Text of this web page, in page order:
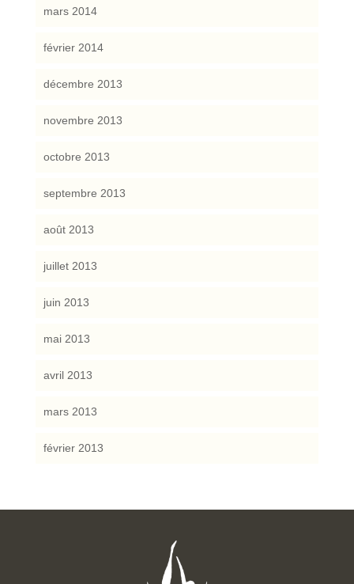
mars 2014
février 2014
décembre 2013
novembre 2013
octobre 2013
septembre 2013
août 2013
juillet 2013
juin 2013
mai 2013
avril 2013
mars 2013
février 2013